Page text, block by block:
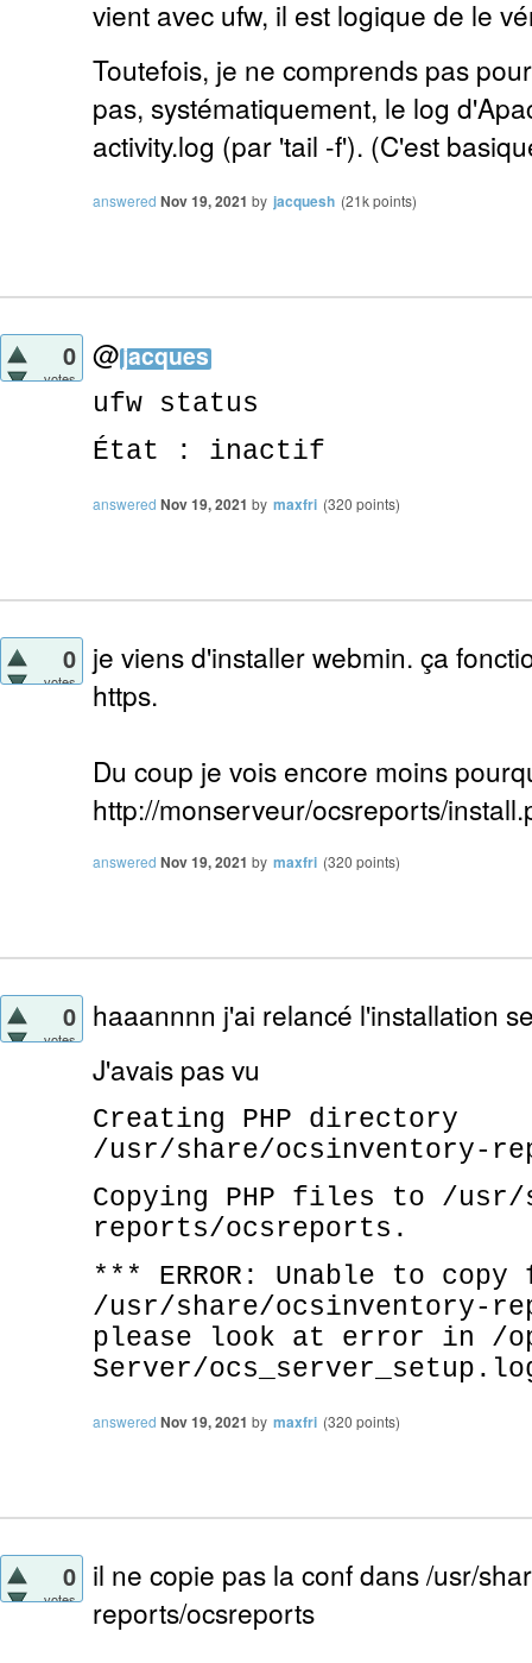
vient avec ufw, il est logique de le
Toutefois, je ne comprends pas
pas, systématiquement, le log
activity.log (par 'tail -f'). (C'est
answered Nov 19, 2021 by jacquesh (21kpoints)
0
votes
@jacques
ufw status
État : inactif
answered Nov 19, 2021 by maxfri (320 points)
0
votes
je viens d'installer webmin. ça
https.
Du coup je vois encore moins
http://monserveur/ocsreports/
answered Nov 19, 2021 by maxfri (320 points)
0
votes
haaannnn j'ai relancé l'installation
J'avais pas vu
Creating PHP directory
/usr/share/ocsinventory-
Copying PHP files to /usr/
reports/ocsreports.
*** ERROR: Unable to
/usr/share/ocsinventory-
please look at error in /
Server/
answered Nov 19, 2021 by maxfri (320 points)
0
votes
il ne copie pas la conf dans /usr/
reports/ocsreports